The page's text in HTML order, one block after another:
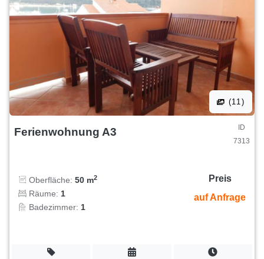
(11)
Ferienwohnung A3
ID
7313
Oberfläche: 50 m2
Räume: 1
Badezimmer: 1
Preis
auf Anfrage